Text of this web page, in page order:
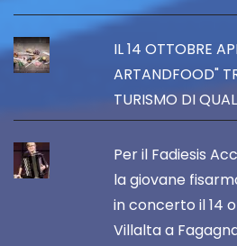
IL 14 OTTOBRE
ARTANDFOOD"
TURISMO DI
Per il Fadiesis
la giovane
in concerto il 14
Villalta a